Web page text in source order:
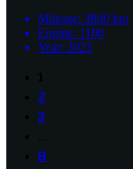
Mileage: 3800 km
Engine: 1100
Year: 2023
2
3
8